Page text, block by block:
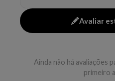
deixar agir e enxaguar.
Avaliar
Ainda não há avaliações
primeiro